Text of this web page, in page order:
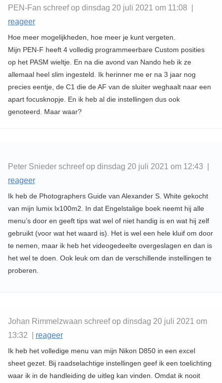
PEN-Fan schreef op dinsdag 20 juli 2021 om 11:08 |
reageer
Hoe meer mogelijkheden, hoe meer je kunt vergeten.
Mijn PEN-F heeft 4 volledig programmeerbare Custom posities
op het PASM wieltje. En na die avond van Nando heb ik ze
allemaal heel slim ingesteld. Ik herinner me er na 3 jaar nog
precies eentje, de C1 die de AF van de sluiter weghaalt naar een
apart focusknopje. En ik heb al die instellingen dus ook
genoteerd. Maar waar?
Peter Snieder schreef op dinsdag 20 juli 2021 om 12:43 |
reageer
Ik heb de Photographers Guide van Alexander S. White gekocht
van mijn lumix lx100m2. In dat Engelstalige boek neemt hij alle
menu’s door en geeft tips wat wel of niet handig is en wat hij zelf
gebruikt (voor wat het waard is). Het is wel een hele kluif om door
te nemen, maar ik heb het videogedeelte overgeslagen en dan is
het wel te doen. Ook leuk om dan de verschillende instellingen te
proberen.
Johan Rimmelzwaan schreef op dinsdag 20 juli 2021 om
13:32 | reageer
Ik heb het volledige menu van mijn Nikon D850 in een excel
sheet gezet. Bij raadselachtige instellingen geef ik een toelichting
waar ik in de handleiding de uitleg kan vinden. Omdat ik nooit